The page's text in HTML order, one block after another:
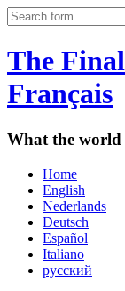
The
Français
What the
Home
English
Nederlands
Deutsch
Español
Italiano
русский